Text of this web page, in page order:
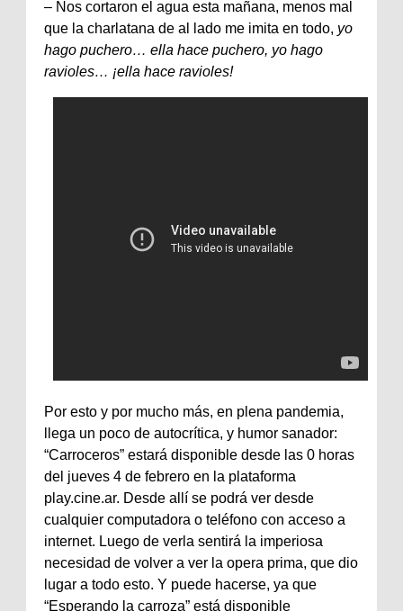
– Nos cortaron el agua esta mañana, menos mal
que la charlatana de al lado me imita en todo, yo
hago puchero… ella hace puchero, yo hago
ravioles… ¡ella hace ravioles!
Por esto y por mucho más, en plena pandemia,
llega un poco de autocrítica, y humor sanador:
“Carroceros” estará disponible desde las 0 horas
del jueves 4 de febrero en la plataforma
play.cine.ar. Desde allí se podrá ver desde
cualquier computadora o teléfono con acceso a
internet. Luego de verla sentirá la imperiosa
necesidad de volver a ver la opera prima, que dio
lugar a todo esto. Y puede hacerse, ya que
“Esperando la carroza” está disponible